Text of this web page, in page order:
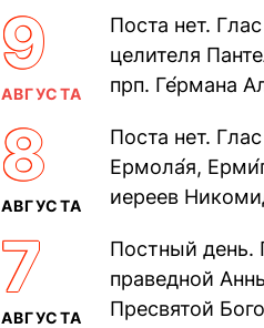
9
АВГУСТА
Поста нет.
целителя
прп. Ге́рмана
Николая
ради...
8
АВГУСТА
Поста нет.
Ермола́я,
иереев
Печерского, в
пещерах...
7
АВГУСТА
Постный день.
праведной
Пресвятой